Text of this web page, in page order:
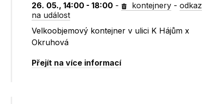
26. 05., 14:00 - 18:00 - kontejnery -odkaz
na událost
Velkoobjemový kontejner v ulici K Hájům x
Okruhová
Přejít na více informací